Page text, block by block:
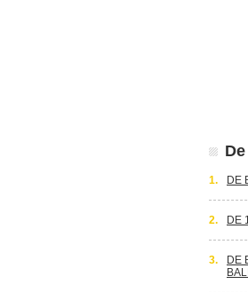
1. DE
2. DE
3.
DE